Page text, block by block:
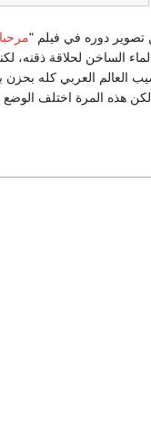
تصوير دوره في فيلم "
الساخن لحلاقة ذقنه،
العالم العربي كله بحزن
لكن هذه المرة اختلف